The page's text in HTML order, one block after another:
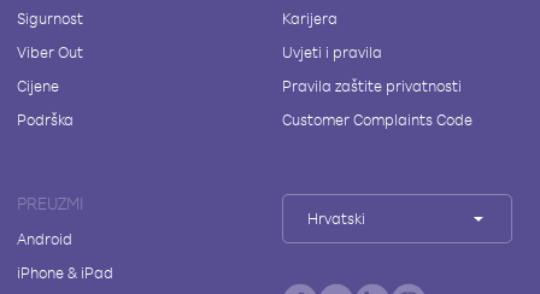
Sigurnost
Viber Out
Cijene
Podrška
Karijera
Uvjeti i pravila
Pravila zaštite privatnosti
Customer Complaints Code
PREUZMI
Android
iPhone & iPad
Hrvatski